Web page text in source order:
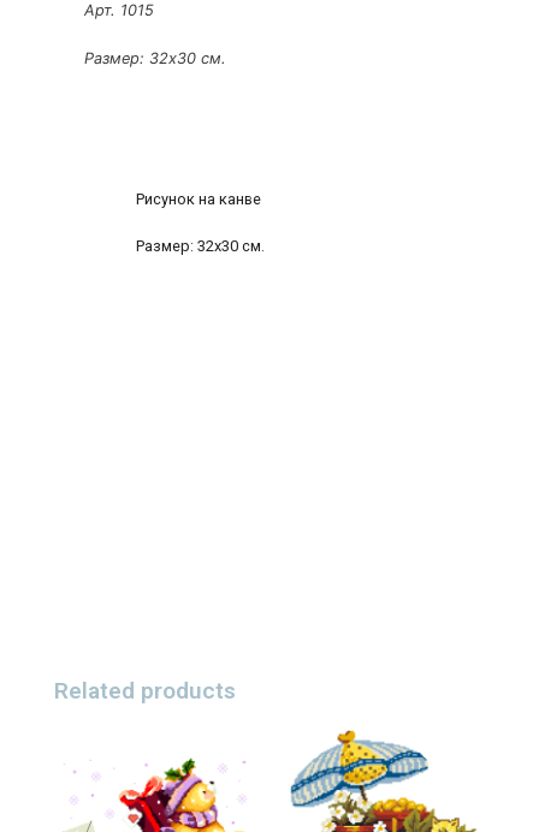
Арт. 1015
Размер: 32х30 см.
Рисунок на канве
Размер: 32х30 см.
Related products